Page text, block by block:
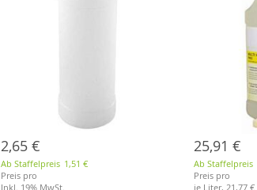
2,65 €
Ab Staffelpreis 1,51 €
Preis pro
Inkl. 19% MwSt.
25,91 €
Ab Staffelpreis
Preis pro
je Liter,21,77 €